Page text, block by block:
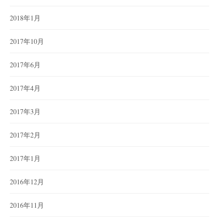
2018年1月
2017年10月
2017年6月
2017年4月
2017年3月
2017年2月
2017年1月
2016年12月
2016年11月